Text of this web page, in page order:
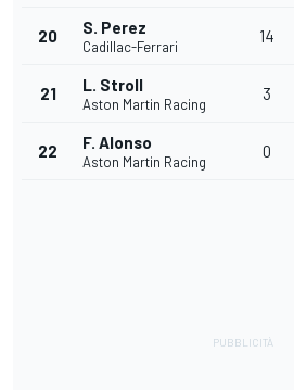
20 S. Perez
Cadillac-Ferrari
14
21 L. Stroll
Aston Martin Racing
3
22 F. Alonso
Aston Martin Racing
0